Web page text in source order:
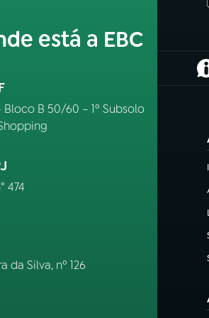
está a EBC
Bloco B 50/60 – 1º Subsolo
474
da Silva, nº 126